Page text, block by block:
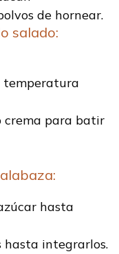
de hornear.
salado:
temperatura
crema para batir
hasta
hasta integrarlos.